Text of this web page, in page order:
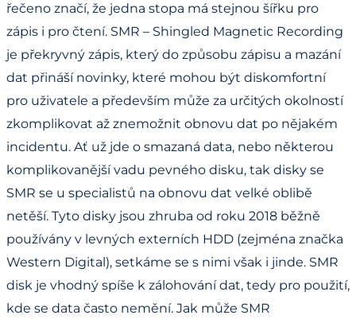
řečeno značí, že jedna stopa má stejnou šířku pro
zápis i pro čtení. SMR – Shingled Magnetic Recording
je překryvný zápis, který do způsobu zápisu a mazání
dat přináší novinky, které mohou být diskomfortní
pro uživatele a především může za určitých okolností
zkomplikovat až znemožnit obnovu dat po nějakém
incidentu. Ať už jde o smazaná data, nebo některou
komplikovanější vadu pevného disku, tak disky se
SMR se u specialistů na obnovu dat velké oblibě
netěší. Tyto disky jsou zhruba od roku 2018 běžně
používány v levných externích HDD (zejména značka
Western Digital), setkáme se s nimi však i jinde. SMR
disk je vhodný spíše k zálohování dat, tedy pro použití,
kde se data často nemění. Jak může SMR